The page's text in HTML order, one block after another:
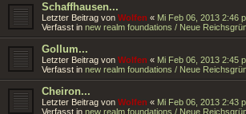
Schaffhausen...
Letzter Beitrag von Wolfen « Mi Feb 06, 2013 2:46
Verfasst in new realm foundations / Neue
Gollum...
Letzter Beitrag von Wolfen « Mi Feb 06, 2013 2:45
Verfasst in new realm foundations / Neue
Cheiron...
Letzter Beitrag von Wolfen « Mi Feb 06, 2013 2:43
Verfasst in new realm foundations / Neue